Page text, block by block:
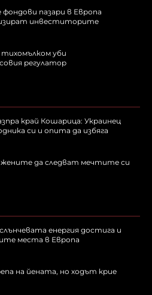
пазари в Европа
инвеститорите
уби
регулатор
край Кошарица: Украинец
си и опита да избяга
жените да следват мечтите си
енергия достига и
места в Европа
на йената, но ходът крие